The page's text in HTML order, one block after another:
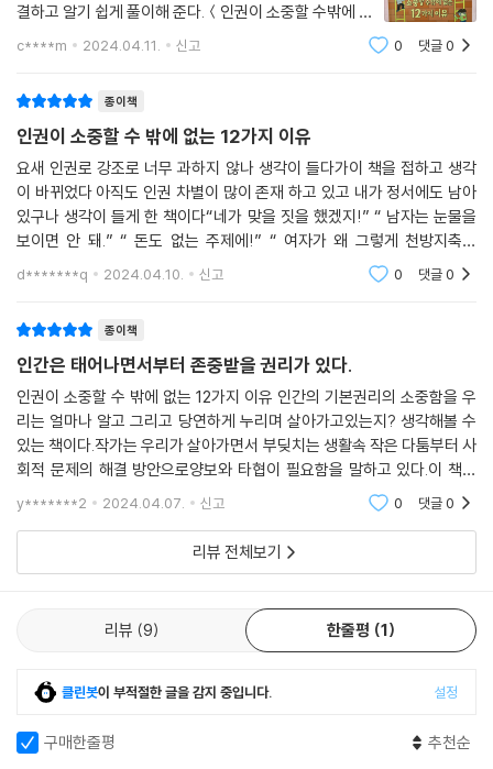
결하고 알기 쉽게 풀이해 준다.＜인권이 소중할 수밖에 없
는 12가지 이유＞는 12가지 이유 시리즈 중 열 네 번째 책
c****m 2024.04.11. 신고 0 댓글0
종이책
인권이 소중할 수 밖에 없는 12가지 이유
요새 인권로 강조로 너무 과하지 않나 생각이 들다가이 책을 접하고 생각
이 바뀌었다 아직도 인권 차별이 많이 존재 하고 있고 내가 정서에도 남아
있구나 생각이 들게 한 책이다“네가 맞을 짓을 했겠지!” “ 남자는 눈물을
보이면 안 돼.” “ 돈도 없는 주제에!” “ 여자가 왜 그렇게 천방지축이
야?”맘충, 된장녀, 김여사, 편부 , 편모, 불우이웃..주변에서 종종 듣는 이
d*******q 2024.04.10. 신고 0 댓글0
종이책
인간은 태어나면서부터 존중받을 권리가 있다.
인권이 소중할 수 밖에 없는 12가지 이유 인간의 기본권리의 소중함을 우
리는 얼마나 알고 그리고 당연하게 누리며 살아가고있는지? 생각해볼 수
있는 책이다.작가는 우리가 살아가면서 부딪치는 생활속 작은 다툼부터 사
회적 문제의 해결 방안으로양보와 타협이 필요함을 말하고 있다.이 책은
인권은 인간으로서 당연히 누려야 하는 기본 권리인데내 인권 뿐 아니라
타인의 인권도 소중
y*******2 2024.04.07. 신고 0 댓글0
리뷰 전체보기
리뷰 9 한줄평 1
클린봇이 부적절한 글을 감지 중입니다. 설정
구매한줄평 추천순